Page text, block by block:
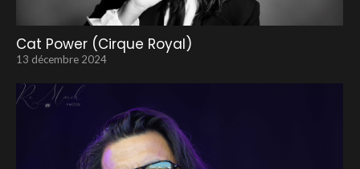
Cat Power (Cirque Royal)
13 décembre 2024